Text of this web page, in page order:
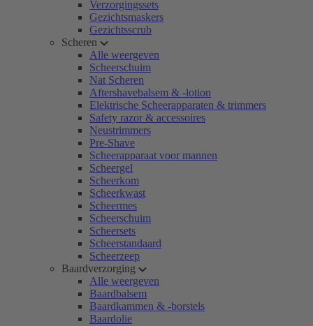
Verzorgingssets
Gezichtsmaskers
Gezichtsscrub
Scheren
Alle weergeven
Scheerschuim
Nat Scheren
Aftershavebalsem & -lotion
Elektrische Scheerapparaten & trimmers
Safety razor & accessoires
Neustrimmers
Pre-Shave
Scheerapparaat voor mannen
Scheergel
Scheerkom
Scheerkwast
Scheermes
Scheerschuim
Scheersets
Scheerstandaard
Scheerzeep
Baardverzorging
Alle weergeven
Baardbalsem
Baardkammen & -borstels
Baardolie